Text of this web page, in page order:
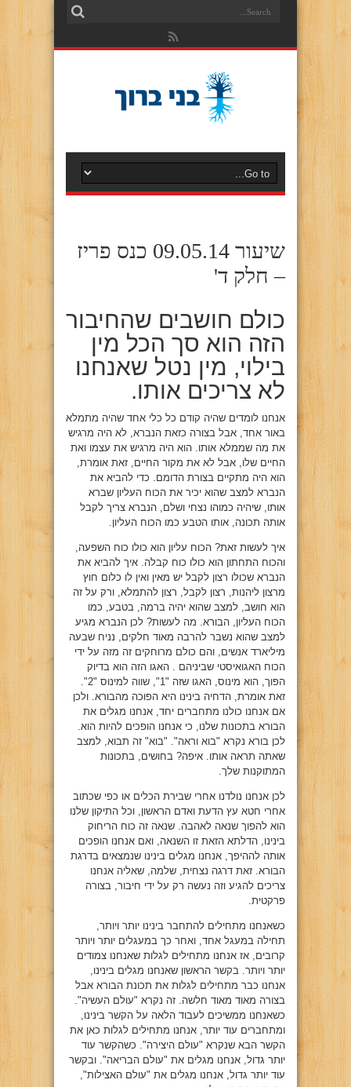
שיעור 09.05.14 כנס פריז
– חלק ד'
כולם חושבים שהחיבור
הזה הוא סך הכל מין
בילוי, מין נטל שאנחנו
לא צריכים אותו.
אנחנו לומדים שהיה קודם כל כלי אחד שהיה מתמלא
באור אחד, אבל בצורה כזאת הנברא, לא היה מרגיש
את מה שממלא אותו. הוא היה מרגיש את עצמו ואת
החיים שלו, אבל לא את מקור החיים, זאת אומרת,
הוא היה מתקיים בצורת הדומם. כדי להביא את
הנברא למצב שהוא יכיר את הכוח העליון שברא
אותו, שיהיה כמוהו נצחי ושלם, הנברא צריך לקבל
אותה תכונה, אותו הטבע כמו הכוח העליון.
איך לעשות זאת? הכוח עליון הוא כולו כוח השפעה,
והכוח התחתון הוא כולו כוח קבלה. איך להביא את
הנברא שכולו רצון לקבל יש מאין ואין לו כלום חוץ
מרצון ליהנות, רצון לקבל, רצון להתמלא, ורק על זה
הוא חושב, למצב שהוא יהיה ברמה, בטבע, כמו
הכוח העליון, הבורא. מה לעשות? לכן הנברא מגיע
למצב שהוא נשבר להרבה מאוד חלקים, נניח שבעה
מיליארד אנשים, והם כולם מרוחקים זה מזה על ידי
הכוח האגואיסטי שביניהם . האגו הזה הוא בדיוק
הפוך, הוא מינוס, האגו שזה "1", שווה למינוס "2".
זאת אומרת, הדחיה בינינו היא הפוכה מהבורא. ולכן
אם אנחנו כולנו מתחברים יחד, אנחנו מגלים את
הבורא בתכונות שלנו, כי אנחנו הופכים להיות הוא.
לכן בורא נקרא "בוא וראה". "בוא" זה תבוא, למצב
שאתה תראה אותו. איפה? בחושים, בתכונות
המתוקנות שלך.
לכן אנחנו נולדנו אחרי שבירת הכלים או כפי שכתוב
אחרי חטא עץ הדעת ואדם הראשון, וכל התיקון שלנו
הוא להפוך שנאה לאהבה. שנאה זה כוח הריחוק
בינינו, הדלתא הזאת זו השנאה, ואם אנחנו הופכים
אותה לההיפך, אנחנו מגלים בינינו שנמצאים בדרגת
הבורא. זאת דרגה נצחית, שלמה, שאליה אנחנו
צריכים להגיע וזה נעשה רק על ידי חיבור, בצורה
פרקטית.
כשאנחנו מתחילים להתחבר בינינו יותר ויותר,
תחילה במעגל אחד, ואחר כך במעגלים יותר ויותר
קרובים, אז אנחנו מתחילים לגלות שאנחנו צמודים
יותר ויותר. בקשר הראשון שאנחנו מגלים בינינו,
אנחנו כבר מתחילים לגלות את תכונת הבורא אבל
בצורה מאוד מאוד חלשה. זה נקרא "עולם העשיה".
כשאנחנו ממשיכים לעבוד הלאה על הקשר בינינו,
ומתחברים עוד יותר, אנחנו מתחילים לגלות כאן את
הקשר הבא שנקרא "עולם היצירה". כשהקשר עוד
יותר גדול, אנחנו מגלים את "עולם הבריאה". ובקשר
עוד יותר גדול, אנחנו מגלים את "עולם האצילות",